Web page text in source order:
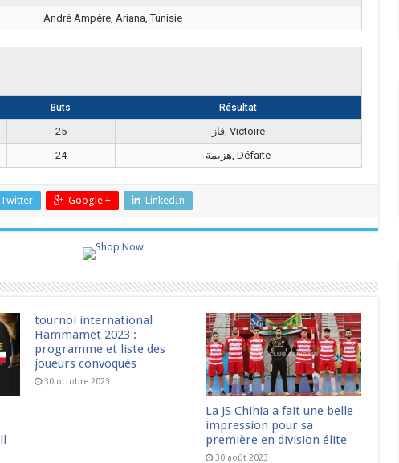
André Ampère, Ariana, Tunisie
Buts Résultat
25
فاز, Victoire
24 هزيمة, Défaite
Twitter Google + LinkedIn
tournoi international
Hammamet 2023 :
programme et liste des
joueurs convoqués
30 octobre 2023
La JS Chihia a fait une belle
impression pour sa
première en division élite
30 août 2023